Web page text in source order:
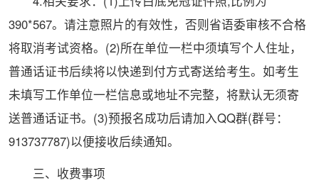
390*567。请注意照片的有效性，否则省语委审核不合格
将取消考试资格。(2)所在单位一栏中须填写个人住址，
普通话证书后续将以快递到付方式寄送给考生。如考生
未填写工作单位一栏信息或地址不完整，将默认无须寄
送普通话证书。(3)预报名成功后请加入QQ群(群号：
913737787)以便接收后续通知。
三、收费事项